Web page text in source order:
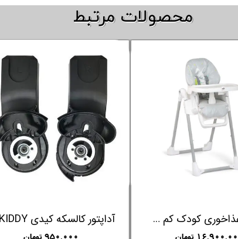
۹۵۰,۰۰۰ تومان
صندلی غذاخوری کودک کم CAM مدل خرگوش Pappanana
تومان
​​محصولات مرتبط